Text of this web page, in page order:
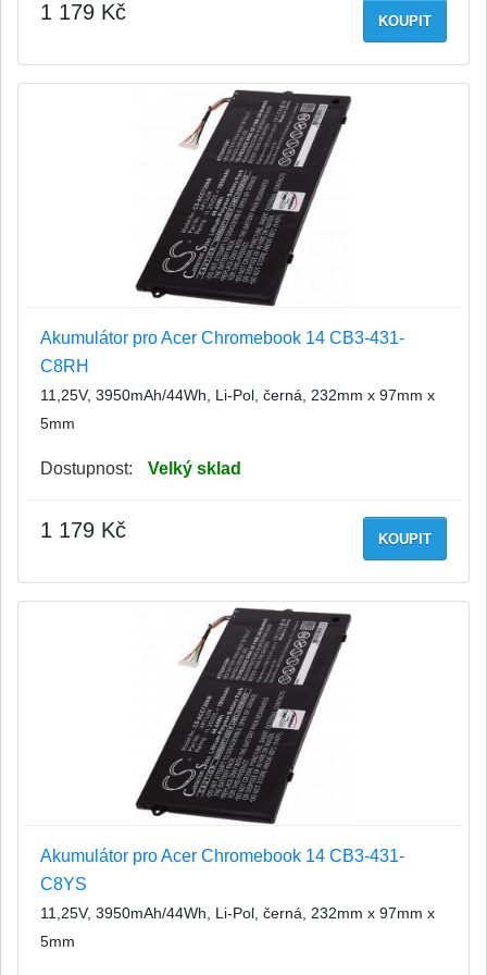
KOUPIT
1 179 Kč
Akumulátor pro Acer Chromebook 14 CB3-431-
C8RH
11,25V, 3950mAh/44Wh, Li-Pol, černá, 232mm x 97mm x
5mm
Dostupnost: Velký sklad
KOUPIT
1 179 Kč
Akumulátor pro Acer Chromebook 14 CB3-431-
C8YS
11,25V, 3950mAh/44Wh, Li-Pol, černá, 232mm x 97mm x
5mm